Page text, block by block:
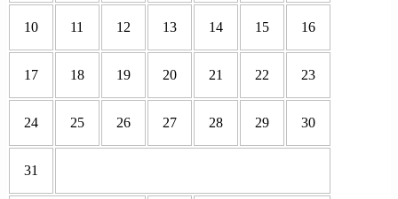
10 11 12 13 14 15 16
17 18 19 20 21 22 23
24 25 26 27 28 29 30
31